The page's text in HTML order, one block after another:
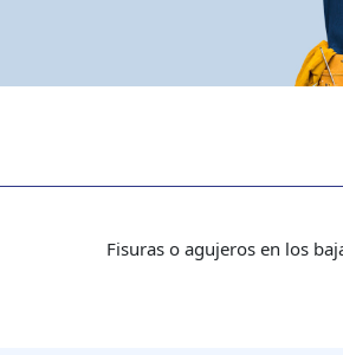
Fisuras o agujeros en los